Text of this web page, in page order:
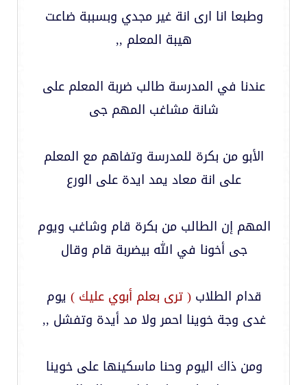
وطبعا انا ارى انة غير مجدي وبسببة ضاعت
هيبة المعلم ,,
عندنا في المدرسة طالب ضربة المعلم على
شانة مشاغب المهم جى
الأبو من بكرة للمدرسة وتفاهم مع المعلم
على انة معاد يمد ايدة على الورع
المهم إن الطالب من بكرة قام وشاغب ويوم
جى أخونا في الله بيضربة قام وقال
قدام الطلاب( ترى بعلم أبوي عليك ) يوم
غدى وجة خوينا احمر ولا مد أيدة وتفشل ,,
ومن ذاك اليوم وحنا ماسكينها على خوينا